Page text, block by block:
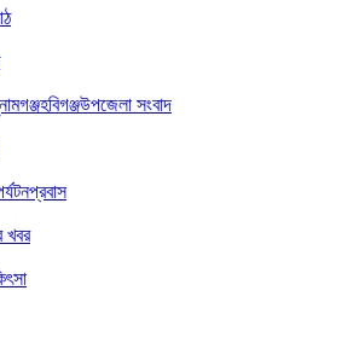
হবিগঞ্জউপজেলা সংবাদ
প্রবাস
খবর